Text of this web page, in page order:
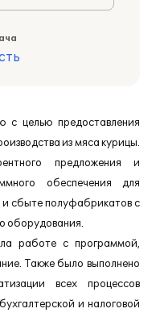
с целью предоставления
из мяса курицы.
предложения и
обеспечения для
и сбыте полуфабрикатов с
оборудования.
работе с программой,
Также было выполнено
всех процессов
и налоговой